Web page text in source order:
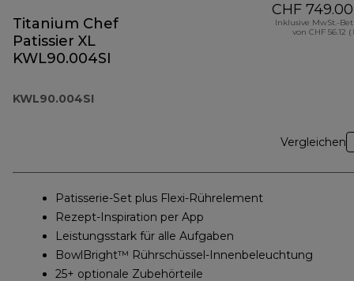
Titanium Chef
Patissier XL
KWL90.004SI
KWL90.004SI
CHF 749.00
Inklusive MwSt.-
von CHF 56.12 (
Vergleichen
Patisserie-Set plus Flexi-Rührelement
Rezept-Inspiration per App
Leistungsstark für alle Aufgaben
BowlBright™ Rührschüssel-Innenbeleuchtung
25+ optionale Zubehörteile